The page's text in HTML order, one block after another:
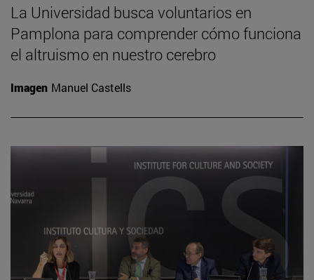
La Universidad busca voluntarios en
Pamplona para comprender cómo funciona
el altruismo en nuestro cerebro
Imagen Manuel Castells